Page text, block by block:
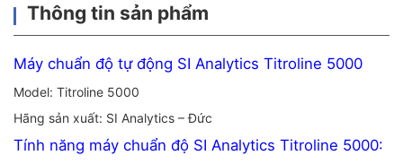
Thông tin sản phẩm
Máy chuẩn độ tự động SI Analytics Titroline 5000
Model: Titroline 5000
Hãng sản xuất: SI Analytics – Đức
Tính năng máy chuẩn độ SI Analytics Titroline 5000: